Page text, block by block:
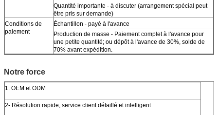
Quantité importante - à discuter (arrangement spécial peut
être pris sur demande)
Conditions de
paiement
Échantillon - payé à l'avance
Production de masse - Paiement complet à l'avance pour
une petite quantité; ou dépôt à l'avance de 30%, solde de
70% avant expédition.
Notre force
1. OEM et ODM
2- Résolution rapide, service client détaillé et intelligent